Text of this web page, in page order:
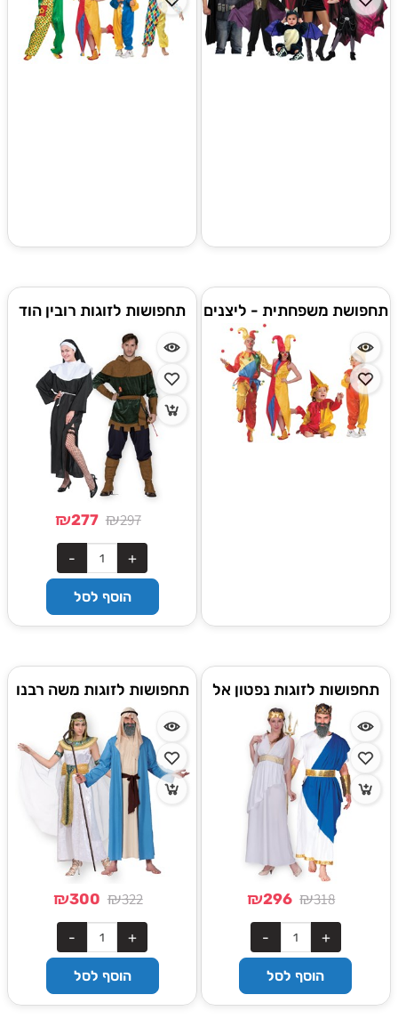
תחפושת משפחתית - ליצנים
תחפושות לזוגות רובין הוד
₪297
₪277
הוסף לסל
תחפושות לזוגות נפטון אל
הים ונסיכה יוונית
₪318
₪296
הוסף לסל
תחפושות לזוגות משה רבנו
וקליאופטרה
₪322
₪300
הוסף לסל